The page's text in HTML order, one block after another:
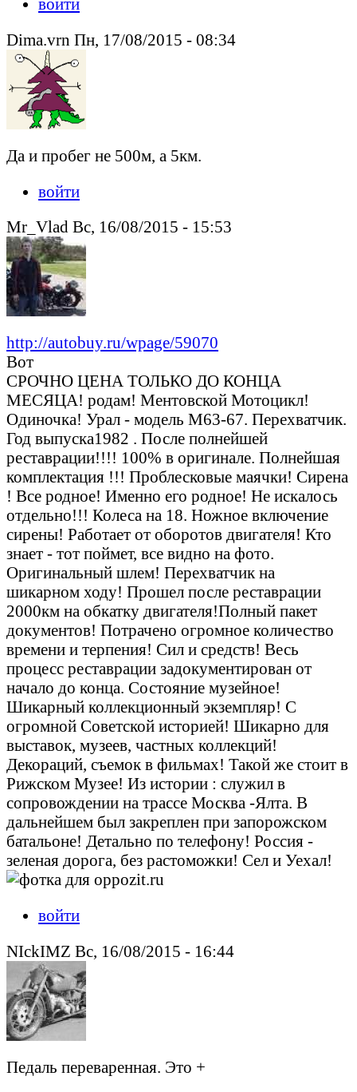
войти
Dima.vrn Пн, 17/08/2015 - 08:34
Да и пробег не 500м, а 5км.
войти
Mr_Vlad Вс, 16/08/2015 - 15:53
http://autobuy.ru/wpage/59070
Вот
СРОЧНО ЦЕНА ТОЛЬКО ДО КОНЦА
МЕСЯЦА! родам! Ментовской Мотоцикл!
Одиночка! Урал - модель М63-67. Перехватчик.
Год выпуска1982 . После полнейшей
реставрации!!!! 100% в оригинале. Полнейшая
комплектация !!! Проблесковые маячки! Сирена
! Все родное! Именно его родное! Не искалось
отдельно!!! Колеса на 18. Ножное включение
сирены! Работает от оборотов двигателя! Кто
знает - тот поймет, все видно на фото.
Оригинальный шлем! Перехватчик на
шикарном ходу! Прошел после реставрации
2000км на обкатку двигателя!Полный пакет
документов! Потрачено огромное количество
времени и терпения! Сил и средств! Весь
процесс реставрации задокументирован от
начало до конца. Состояние музейное!
Шикарный коллекционный экземпляр! С
огромной Советской историей! Шикарно для
выставок, музеев, частных коллекций!
Декораций, съемок в фильмах! Такой же стоит в
Рижском Музее! Из истории : служил в
сопровождении на трассе Москва -Ялта. В
дальнейшем был закреплен при запорожском
батальоне! Детально по телефону! Россия -
зеленая дорога, без растоможки! Сел и Уехал!
войти
NIckIMZ Вс, 16/08/2015 - 16:44
Педаль переваренная. Это +